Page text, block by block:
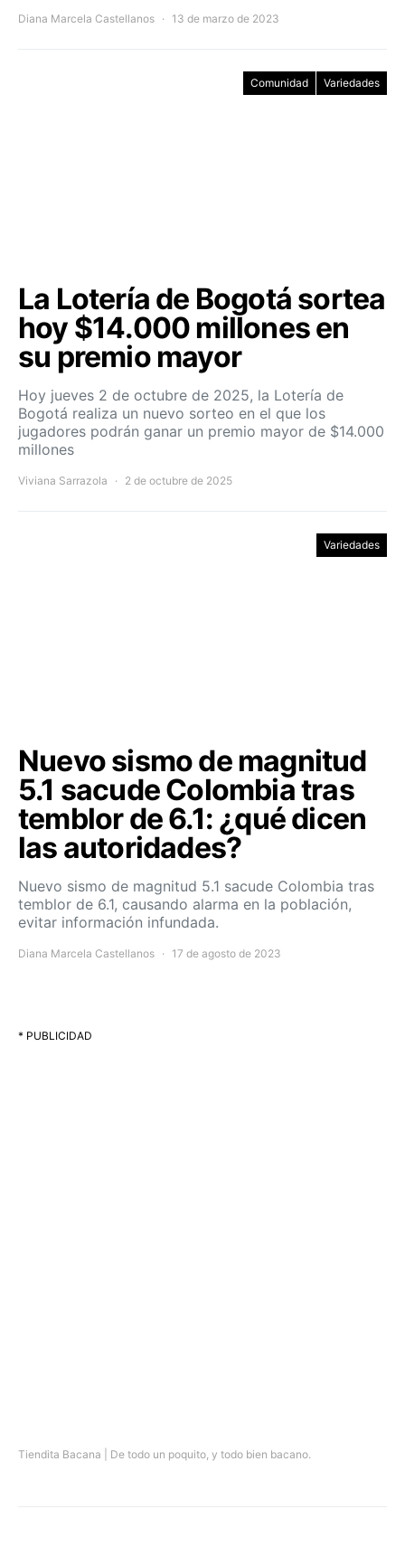
Diana Marcela Castellanos 13 de marzo de 2023
Comunidad Variedades
La Lotería de Bogotá sortea
hoy $14.000 millones en
su premio mayor
Hoy jueves 2 de octubre de 2025, la Lotería de
Bogotá realiza un nuevo sorteo en el que los
jugadores podrán ganar un premio mayor de $14.000
millones
Viviana Sarrazola 2 de octubre de 2025
Variedades
Nuevo sismo de magnitud
5.1 sacude Colombia tras
temblor de 6.1: ¿qué dicen
las autoridades?
Nuevo sismo de magnitud 5.1 sacude Colombia tras
temblor de 6.1, causando alarma en la población,
evitar información infundada.
Diana Marcela Castellanos 17 de agosto de 2023
* PUBLICIDAD
Tiendita Bacana | De todo un poquito, y todo bien bacano.